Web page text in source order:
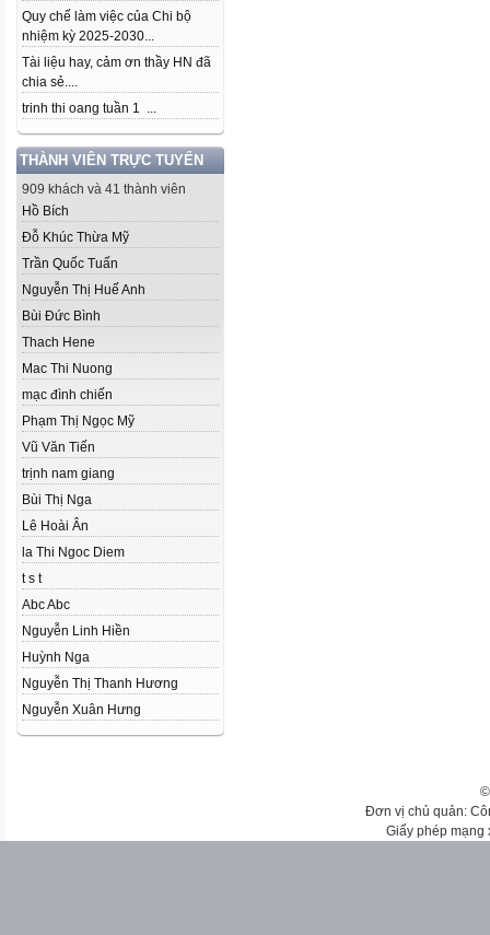
Quy chế làm việc của Chi bộ
nhiệm kỳ 2025-2030...
Tài liệu hay, cảm ơn thầy HN đã
chia sẻ....
trinh thi oang tuần 1 ...
THÀNH VIÊN TRỰC TUYẾN
909 khách và 41 thành viên
Hồ Bích
Đỗ Khúc Thừa Mỹ
Trần Quốc Tuấn
Nguyễn Thị Huế Anh
Bùi Đức Bình
Thach Hene
Mac Thi Nuong
mạc đình chiến
Phạm Thị Ngọc Mỹ
Vũ Văn Tiến
trịnh nam giang
Bùi Thị Nga
Lê Hoài Ân
la Thi Ngoc Diem
t s t
Abc Abc
Nguyễn Linh Hiền
Huỳnh Nga
Nguyễn Thị Thanh Hương
Nguyễn Xuân Hưng
Đơn vị chủ quản:
Giấy phép mạng